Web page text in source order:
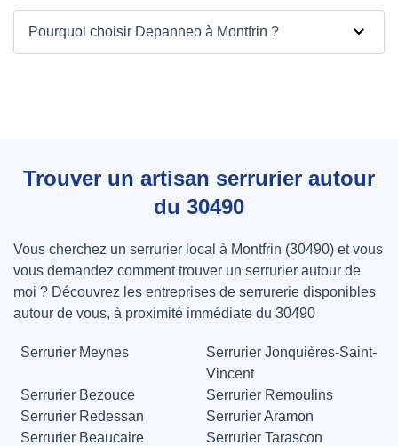
Pourquoi choisir Depanneo à Montfrin ?
Trouver un artisan serrurier autour
du 30490
Vous cherchez un serrurier local à Montfrin (30490) et vous
vous demandez comment trouver un serrurier autour de
moi ? Découvrez les entreprises de serrurerie disponibles
autour de vous, à proximité immédiate du 30490
Serrurier Meynes
Serrurier Jonquières-Saint-
Vincent
Serrurier Bezouce
Serrurier Remoulins
Serrurier Redessan
Serrurier Aramon
Serrurier Beaucaire
Serrurier Tarascon